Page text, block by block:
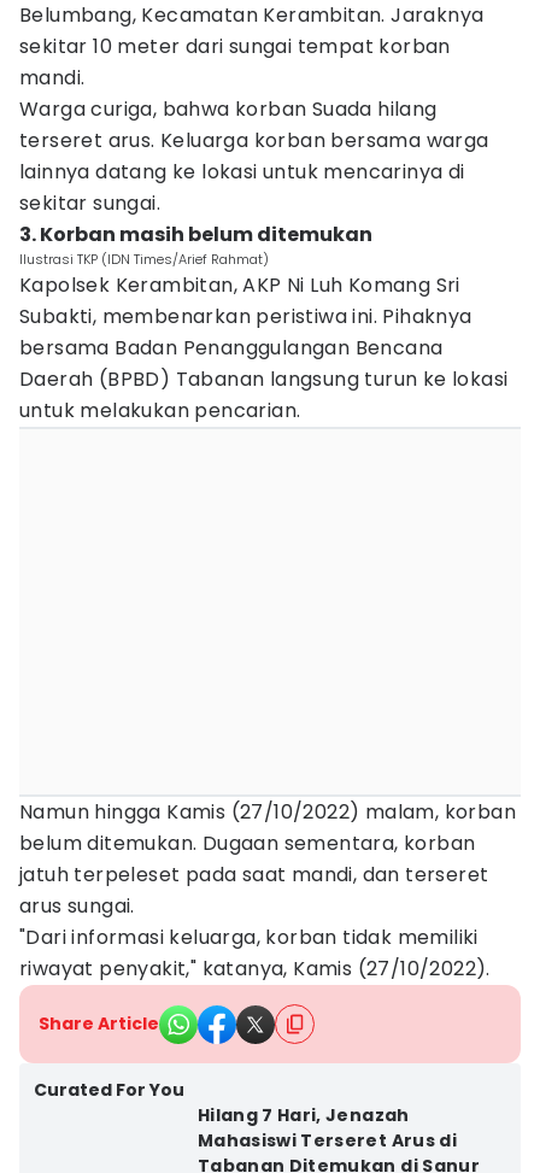
Belumbang, Kecamatan Kerambitan. Jaraknya
sekitar 10 meter dari sungai tempat korban
mandi.
Warga curiga, bahwa korban Suada hilang
terseret arus. Keluarga korban bersama warga
lainnya datang ke lokasi untuk mencarinya di
sekitar sungai.
3. Korban masih belum ditemukan
Ilustrasi TKP (IDN Times/Arief Rahmat)
Kapolsek Kerambitan, AKP Ni Luh Komang Sri
Subakti, membenarkan peristiwa ini. Pihaknya
bersama Badan Penanggulangan Bencana
Daerah (BPBD) Tabanan langsung turun ke lokasi
untuk melakukan pencarian.
Namun hingga Kamis (27/10/2022) malam, korban
belum ditemukan. Dugaan sementara, korban
jatuh terpeleset pada saat mandi, dan terseret
arus sungai.
"Dari informasi keluarga, korban tidak memiliki
riwayat penyakit," katanya, Kamis (27/10/2022).
Share Article
Curated For You
Hilang 7 Hari, Jenazah
Mahasiswi Terseret Arus di
Tabanan Ditemukan di Sanur